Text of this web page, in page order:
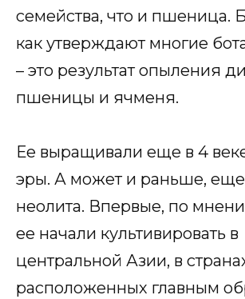
семейства, что и пшеница.
как утверждают многие
– это результат опыления
пшеницы и ячменя.
Ее выращивали еще в 4
эры. А может и раньше,
неолита. Впервые, по
ее начали культивировать в
центральной Азии, в
расположенных главным